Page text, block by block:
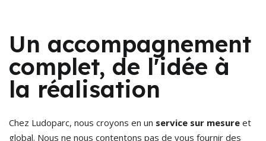
Un accompagnement
complet, de l'idée à
la réalisation
Chez Ludoparc, nous croyons en un service sur mesure et
global. Nous ne nous contentons pas de vous fournir des